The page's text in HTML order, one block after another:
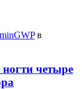
в
четыре